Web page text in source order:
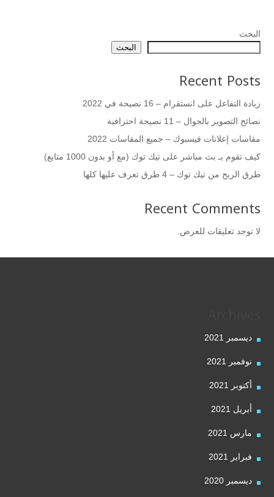
البحث
البحث
Recent Posts
زيادة التفاعل على انستقرام – 16 نصيحة في 2022
نصائح التصوير بالجوال – 11 نصيحة احترافية
مقاسات إعلانات فيسبوك – جميع المقاسات 2022
كيف تقوم بـ بث مباشر على تيك توك (مع أو بدون 1000 متابع)
طرق الربح من تيك توك – 4 طرق تعرف عليها كلها
Recent Comments
لا توجد تعليقات للعرض.
ديسمبر 2021
نوفمبر 2021
أكتوبر 2021
أبريل 2021
مارس 2021
فبراير 2021
ديسمبر 2020